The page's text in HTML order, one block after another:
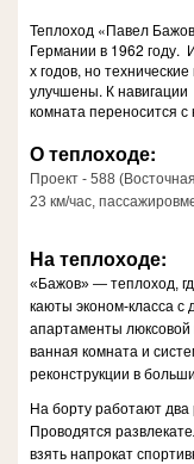
Теплоход «Павел
Германии в 1962 году.
х годов, но
улучшены. К
комната переносится
О теплоходе:
Проект - 588
23 км/час,
На теплоходе:
«Бажов» — теплоход,
каюты эконом-класса с
апартаменты люксовой
ванная комната и
реконструкции в
На борту работают
Проводятся
взять напрокат